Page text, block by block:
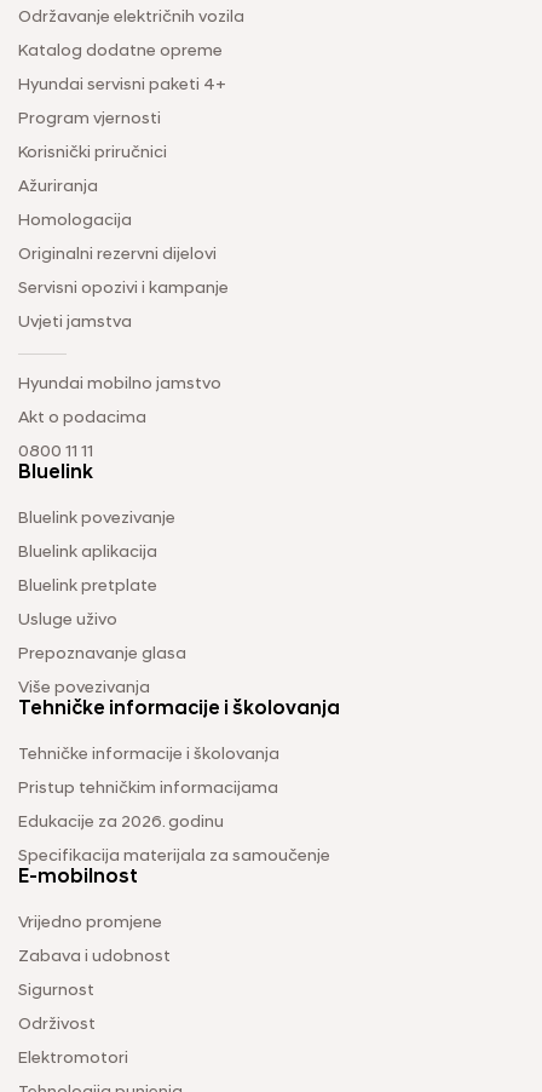
Održavanje električnih vozila
Katalog dodatne opreme
Hyundai servisni paketi 4+
Program vjernosti
Korisnički priručnici
Ažuriranja
Homologacija
Originalni rezervni dijelovi
Servisni opozivi i kampanje
Uvjeti jamstva
Hyundai mobilno jamstvo
Akt o podacima
0800 11 11
Bluelink
Bluelink povezivanje
Bluelink aplikacija
Bluelink pretplate
Usluge uživo
Prepoznavanje glasa
Više povezivanja
Tehničke informacije i školovanja
Tehničke informacije i školovanja
Pristup tehničkim informacijama
Edukacije za 2026. godinu
Specifikacija materijala za samoučenje
E-mobilnost
Vrijedno promjene
Zabava i udobnost
Sigurnost
Održivost
Elektromotori